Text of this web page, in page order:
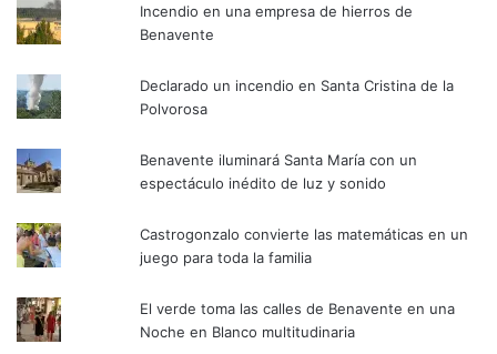
Incendio en una empresa de hierros de
Benavente
Declarado un incendio en Santa Cristina de la
Polvorosa
Benavente iluminará Santa María con un
espectáculo inédito de luz y sonido
Castrogonzalo convierte las matemáticas en un
juego para toda la familia
El verde toma las calles de Benavente en una
Noche en Blanco multitudinaria